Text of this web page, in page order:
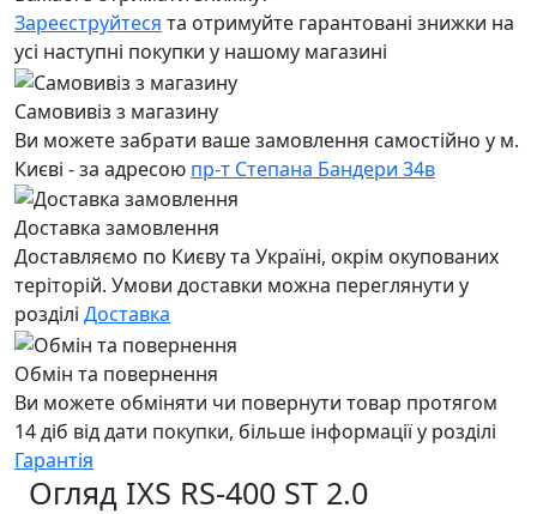
Зареєструйтеся та отримуйте гарантовані знижки на
усі наступні покупки у нашому магазині
Самовивіз з магазину
Ви можете забрати ваше замовлення самостійно у м.
Києві - за адресою пр-т Степана Бандери 34в
Доставка замовлення
Доставляємо по Києву та Україні, окрім окупованих
теріторій. Умови доставки можна переглянути у
розділі Доставка
Обмін та повернення
Ви можете обміняти чи повернути товар протягом
14 діб від дати покупки, більше інформації у розділі
Гарантія
Огляд IXS RS-400 ST 2.0